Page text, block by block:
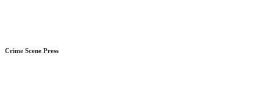
Crime Scene Press